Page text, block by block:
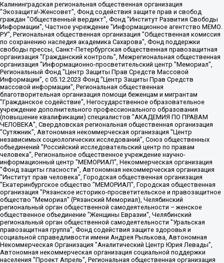
Калининградская региональная общественная организация "Экозащита!-Женсовет", Фонд содействия защите прав и свобод граждан "Общественный вердикт", Фонд "Институт Развития Свободы Информации", Частное учреждение "Информационное агентство МЕМО. РУ", Региональная общественная организация "Общественная комиссия по сохранению наследия академика Сахарова", Фонд поддержки свободы прессы, Санкт-Петербургская общественная правозащитная организация "Гражданский контроль", Межрегиональная общественная организация "Информационно-просветительский центр "Мемориал", Региональный Фонд "Центр Защиты Прав Средств Массовой Информации", с 05.12.2023 Фонд "Центр Защиты Прав Средств массовой информации", Региональная общественная благотворительная организация помощи беженцам и мигрантам "Гражданское содействие", Негосударственное образовательное учреждение дополнительного профессионального образования (повышение квалификации) специалистов "АКАДЕМИЯ ПО ПРАВАМ ЧЕЛОВЕКА", Свердловская региональная общественная организация "Сутяжник", Автономная некоммерческая организация "Центр независимых социологических исследований", Союз общественных объединений "Российский исследовательский центр по правам человека", Региональное общественное учреждение научно-информационный центр "МЕМОРИАЛ", Некоммерческая организация "Фонд защиты гласности", Автономная некоммерческая организация "Институт прав человека", Городская общественная организация "Екатеринбургское общество "МЕМОРИАЛ", Городская общественная организация "Рязанское историко-просветительское и правозащитное общество "Мемориал" (Рязанский Мемориал), Челябинский региональный орган общественной самодеятельности – женское общественное объединение "Женщины Евразии", Челябинский региональный орган общественной самодеятельности "Уральская правозащитная группа", Фонд содействия защите здоровья и социальной справедливости имени Андрея Рылькова, Автономная Некоммерческая Организация "Аналитический Центр Юрия Левады", Автономная некоммерческая организация социальной поддержки населения "Проект Апрель", Региональная общественная организация помощи женщинам и детям, находящимся в кризисной ситуации "Информационно-методический центр "Анна", Фонд содействия развитию массовых коммуникаций и правовому просвещению "Так-так-Так", Фонд содействия устойчивому развитию "Серебряная тайга", Свердловский региональный общественный фонд социальных проектов "Новое время", "Idel.Реалии", Кавказ.Реалии, Крым.Реалии, Телеканал Настоящее Время, Татаро-башкирская служба Радио Свобода (Azatliq Radiosi), Радио Свободная Европа/Радио Свобода (PCE/PC), "Сибирь.Реалии", "Фактограф", Благотворительный фонд помощи осужденным и их семьям, Автономная некоммерческая организация "Институт глобализации и социальных движений", Фонд "В защиту прав заключенных", Частное учреждение "Центр поддержки и содействия развитию средств массовой информации", Пензенский региональный общественный благотворительный фонд "Гражданский союз", "Север.Реалии", Некоммерческая организация Фонд "Правовая инициатива", Общество с ограниченной ответственностью "Радио Свободная Европа/Радио Свобода", Чешское информационное агентство "MEDIUM-ORIENT", Красноярская региональная общественная организация "Мы против СПИДа", Камалягин Денис Николаевич, Маркелов Сергей Евгеньевич, Пономарев Лев Александрович, Савицкая Людмила Алексеевна, Автономная некоммерческая организация "Центр по работе с проблемой насилия "НАСИЛИЮ.НЕТ", Межрегиональный профессиональный союз работников здравоохранения "Альянс врачей", Юридическое лицо, зарегистрированное в Латвийской Республике, SIA "Medusa Project" (регистрационный номер 40103797863, дата регистрации 10.06.2014), Некоммерческая организация "Фонд по борьбе с коррупцией", Автономная некоммерческая организация "Институт права и публичной политики", Баданин Роман Сергеевич, Гликин Максим Александрович, Железнова Мария Михайловна, Лукьянова Юлия Сергеевна, Маетная Елизавета Витальевна, Маняхин Петр Борисович, Чуракова Ольга Владимировна, Ярош Юлия Петровна, Юридическое лицо "The Insider SIA", зарегистрированное в Риге, Латвийская Республика (дата регистрации 26.06.2015), являющееся администратором доменного имени интернет-издания "The Insider SIA", https://theins.ru, Постернак Алексей Евгеньевич, Рубин Михаил Аркадьевич, Анин Роман Александрович, Юридическое лицо Istories fonds, зарегистрированное в Латвийской Республике (регистрационный номер 50008295751, дата регистрации 24.02.2020), Великовский Дмитрий Александрович, Долинина Ирина Николаевна, Мароховская Алеся Алексеевна, Шлейнов Роман Юрьевич, Шмагун Олеся Валентиновна, Общество с ограниченной ответственностью "Альтаир 2021", Общество с ограниченной ответственностью "Вега 2021", Общество с ограниченной ответственностью "Главный редактор 2021", Общество с ограниченной ответственностью "Ромашки монолит", Важенков Артем Валерьевич, Ивановская областная общественная организация "Центр гендерных исследований", Гурман Юрий Альбертович, Медиапроект "ОВД-Инфо", Егоров Владимир Владимирович, Жилинский Владимир Александрович, Общество с ограниченной ответственностью "ЗП", Иванова София Юрьевна, Карезина Инна Павловна, Кильтау Екатерина Викторовна, Петров Алексей Викторович, Пискунов Сергей Евгеньевич, Смирнов Сергей Сергеевич, Тихонов Михаил Сергеевич, Общество с ограниченной ответственностью "ЖУРНАЛИСТ-ИНОСТРАННЫЙ АГЕНТ", Арапова Галина Юрьевна, Вольтская Татьяна Анатольевна, Американская компания "Mason G.E.S. Anonymous Foundation" (США), являющаяся владельцем интернет-издания https://mnews.world/, Компания "Stichting Bellingcat", зарегистрированная в Нидерландах (дата регистрации 11.07.2018), Захаров Андрей Вячеславович, Клепиковская Екатерина Дмитриевна, Общество с ограниченной ответственностью "МЕМО", Перл Роман Александрович, Симонов Евгений Алексеевич, Соловьева Елена Анатольевна, Сотников Даниил Владимирович, Сурначева Елизавета Дмитриевна, Автономная некоммерческая организация по защите прав человека и информированию населения "Якутия – Наше Мнение", Общество с ограниченной ответственностью "Москоу диджитал медиа", с 26.01.2023 Общество с ограниченной ответственностью "Чайка Белые сады", Ветошкина Валерия Валерьевна, Заговора Максим Александрович, Межрегиональное общественное движение "Российская ЛГБТ - сеть", Оленичев Максим Владимирович, Павлов Иван Юрьевич, Скворцова Елена Сергеевна, Общество с ограниченной ответственностью "Как бы инагент", Кочетков Игорь Викторович, Общество с ограниченной ответственностью "Честные выборы", Еланчик Олег Александрович, Общество с ограниченной ответственностью "Нобелевский призыв", Гималова Регина Эмилевна, Григорьев Андрей Валерьевич, Григорьева Алина Александровна, Ассоциация по содействию защите прав призывников, альтернативнослужащих и военнослужащих "Правозащитная группа "Гражданин.Армия.Право", Хисамова Регина Фаритовна, Автономная некоммерческая организация по реализации социально-правовых программ "Лилит", Дальневосточное общественное движение "Маяк", Санкт-Петербургская ЛГБТ-инициативная группа "Выход", Инициативная группа ЛГБТ+ "Реверс", Алексеев Андрей Викторович, Бекбулатова Таисия Львовна, Беляев Иван Михайлович, Владыкина Елена Сергеевна, Гельман Марат Александрович, Никульшина Вероника Юрьевна, Толоконникова Надежда Андреевна, Шендерович Виктор Анатольевич, Общество с ограниченной ответственностью "Данное сообщение", Общество с ограниченной ответственностью Издательский дом "Новая глава", Айнбиндер Александра Александровна, Московский комьюнити-центр для ЛГБТ+инициатив, Благотворительный фонд развития филантропии, Deutsche Welle (Германия, Kurt-Schumacher-Strasse 3, 53113 Bonn), Борзунова Мария Михайловна, Воробьев Виктор Викторович, Голубева Анна Львовна, Константинова Алла Михайловна, Малкова Ирина Владимировна, Мурадов Мурад Абдулгалимович, Осетинская Елизавета Николаевна, Понасенков Евгений Николаевич, Ганапольский Матвей Юрьевич, Киселев Евгений Алексеевич, Борухович Ирина Григорьевна, Дремин Иван Тимофеевич, Дубровский Дмитрий Викторович, Красноярская региональная общественная организация поддержки и развития альтернативных образовательных технологий и межкультурных коммуникаций "ИНТЕРРА", Маяковская Екатерина Алексеевна, Фейгин Марк Захарович, Филимонов Андрей Викторович, Дзугкоева Регина Николаевна, Доброхотов Роман Александрович, Дудь Юрий Александрович, Елкин Сергей Владимирович, Кругликов Кирилл Игоревич, Сабунаева Мария Леонидовна, Семенов Алексей Владимирович, Шаинян Карен Багратович, Шульман Екатерина Михайловна, Асафьев Артур Валерьевич, Вахштайн Виктор Семенович, Венедиктов Алексей Алексеевич, Лушникова Екатерина Евгеньевна, Волков Леонид Михайлович, Невзоров Александр Глебович, Пархоменко Сергей Борисович, Сироткин Ярослав Николаевич, Кара-Мурза Владимир Владимирович, Баранова Наталья Владимировна, Гозман Леонид Яковлевич, Кагарлицкий Борис Юльевич, Климарев Михаил Валерьевич, Милов Владимир Станиславович, Автономная некоммерческая организация Краснодарский центр современного искусства "Типография", Моргенштерн Алишер Тагирович, Соболь Любовь Эдуардовна, Общество с ограниченной ответственностью "ЛИЗА НОРМ", Каспаров Гарри Кимович, Ходорковский Михаил Борисович, Общество с ограниченной ответственностью "Апрельские тезисы", Данилович Ирина Брониславовна, Кашин Олег Владимирович, Петров Николай Владимирович, Пивоваров Алексей Владимирович, Соколов Михаил Владимирович, Цветкова Юлия Владимировна, Чичваркин Евгений Александрович, Комитет против пыток/Команда против пыток, Общество с ограниченной ответственностью "Первый научный", Общество с ограниченной ответственностью "Вертолет и ко", Белоцерковская Вероника Борисовна, Кац Максим Евгеньевич, Лазарева Татьяна Юрьевна, Шаведдинов Руслан Табризович, Яшин Илья Валерьевич, Общество с ограниченной ответственностью "Иноагент ААВ", Алешковский Дмитрий Петрович, Альбац Евгения Марковна, Быков Дмитрий Львович, Галямина Юлия Евгеньевна, Лойко Сергей Леонидович, Мартынов Кирилл Константинович, Медведев Сергей Александрович, Крашенинников Федор Геннадиевич, Гордеева Катерина Вл